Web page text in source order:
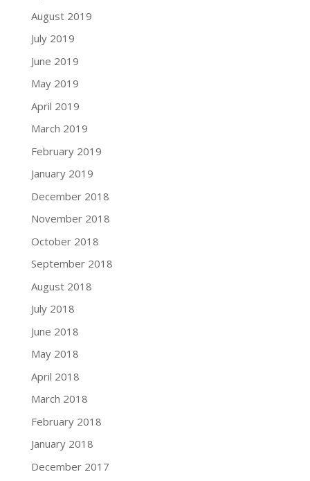
August 2019
July 2019
June 2019
May 2019
April 2019
March 2019
February 2019
January 2019
December 2018
November 2018
October 2018
September 2018
August 2018
July 2018
June 2018
May 2018
April 2018
March 2018
February 2018
January 2018
December 2017